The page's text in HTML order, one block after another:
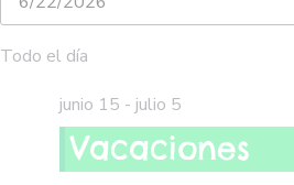
Todo el día
junio 15 - julio 5
Vacaciones